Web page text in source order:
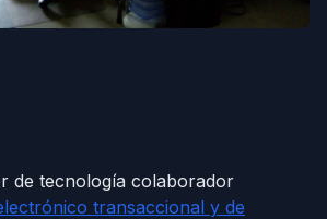
de tecnología colaborador
transaccional y de